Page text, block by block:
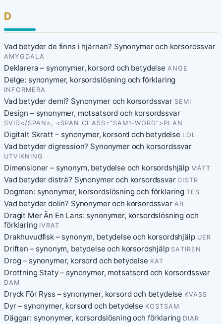
D
Vad betyder de finns i hjärnan? Synonymer och korsordssvar
AMYGDALA
Deklarera – synonymer, korsord och betydelse ANGE
Delge: synonymer, korsordslösning och förklaring
INFORMERA
Vad betyder demi? Synonymer och korsordssvar SEMI
Design – synonymer, motsatsord och korsordssvar
SVID</SPAN>, <SPAN CLASS="SAM1-WORD">PLAN
Digitalt Skratt – synonymer, korsord och betydelse LOL
Vad betyder digression? Synonymer och korsordssvar
UTVIKNING
Dimensioner – synonym, betydelse och korsordshjälp MÅTT
Vad betyder disträ? Synonymer och korsordssvar DISTR
Dogmen: synonymer, korsordslösning och förklaring TES
Vad betyder dolin? Synonymer och korsordssvar AB
Dragit Mer Än En Lans: synonymer, korsordslösning och
förklaring IVRAT
Drakhuvudfisk – synonym, betydelse och korsordshjälp UER
Driften – synonym, betydelse och korsordshjälp SATIREN
Drog – synonymer, korsord och betydelse KAT
Drottning Staty – synonymer, motsatsord och korsordssvar
DAM
Dryck För Ryss – synonymer, korsord och betydelse KVASS
Dyr – synonymer, korsord och betydelse KOSTSAM
Däggar: synonymer, korsordslösning och förklaring DIAR